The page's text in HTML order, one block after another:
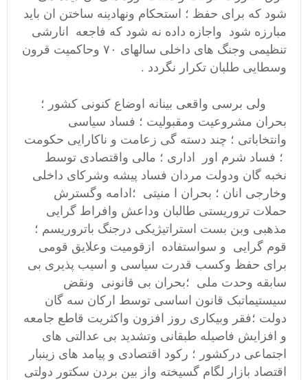
شود که برای حفظ ؛ استحکام ونهادینه ساختن ان باید
مبارزه شود واجازه داده نه شود که فاجعه انارشی
تنظیمی وجنگ های داخلی سالهای ۷۰ وحاکمیت قرون
وسطایی طلبان تکرار نگردد .
ولی برسی واقعی بینانه اوضاع کنونی کشور ؛
بحران مشروعیت ومقبولیت ؛ فساد سیاسی
وانتخاباتی ؛ چند دسته گی زعامت و ناکارایی حکومت
؛ فساد شرم اور اداری ؛ مالی واقتصادی توسط
نخبه گان ودولت مردان فساد پیشه وشرکای داخلی
وخارجی انان ؛ بحران ا منیتی ؛ادامه وگسترش
حملات تروریستی طالبان وداعش وافراط گرایی
مذهبی وبن بست استراتیژیکی درجنگ باتروریسم ؛
قوم گرایی و سواستفاده ازقومیت وعلایق قومی
برای حفظ وکسب قدرت سیاسی و اسیب پذیری بی
سابقه وحدت ملی ؛بحران بی قانونی ونقض
سیستیماتبک قانون اساسی توسط ارکان سه گان
دولت ؛‌فقر وبیکاری روز افزون واکثریت قاطع جامعه
و افزایش فاصیله طبقانی وتشدید بی عدالتی های
اجتماعی درکشور ؛ رکود اقتصادی و پیامد های زینبار
اقتصاد بازار لگام گسیخته واز بین بردن سکتور دولتی